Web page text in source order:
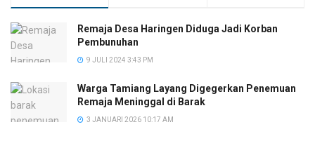
Remaja Desa Haringen Diduga Jadi Korban
Pembunuhan
9 JULI 2024 3:43 PM
Warga Tamiang Layang Digegerkan Penemuan
Remaja Meninggal di Barak
3 JANUARI 2026 10:17 AM